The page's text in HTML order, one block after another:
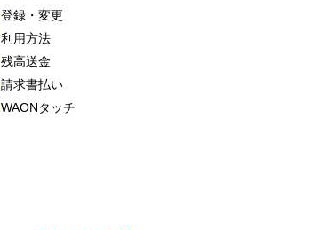
登録・変更
利用方法
残高送金
請求書払い
WAONタッチ